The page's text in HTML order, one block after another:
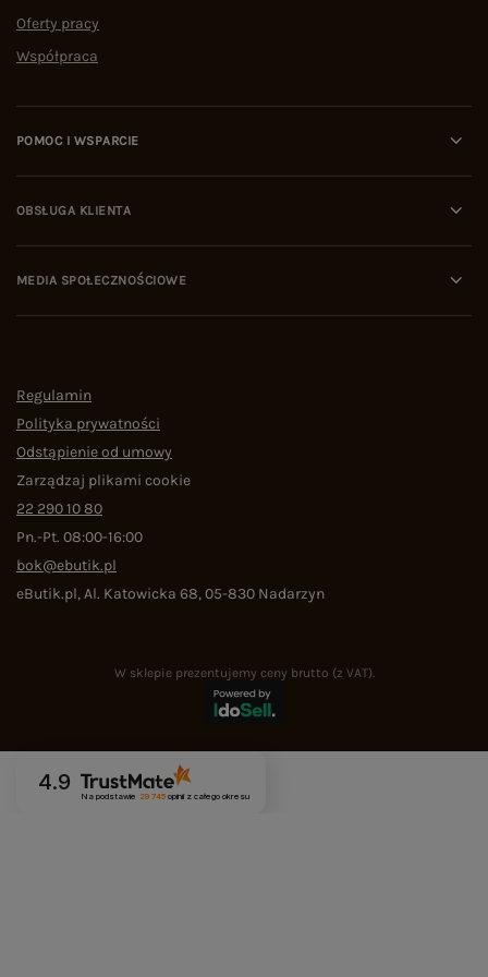
Oferty pracy
Współpraca
POMOC I WSPARCIE
OBSŁUGA KLIENTA
MEDIA SPOŁECZNOŚCIOWE
Regulamin
Polityka prywatności
Odstąpienie od umowy
Zarządzaj plikami cookie
22 290 10 80
Pn.-Pt. 08:00-16:00
bok@ebutik.pl
eButik.pl,Al. Katowicka 68,05-830 Nadarzyn
W sklepie prezentujemy ceny brutto (z VAT).
4.9
Na podstawie 29 745opinii z całego okresu